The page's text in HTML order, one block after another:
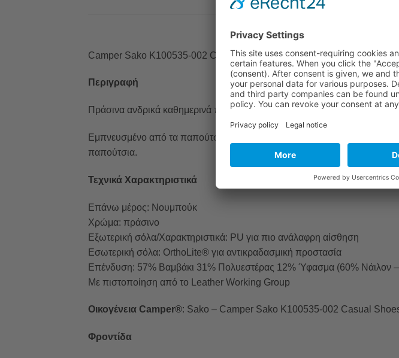
Camper Sako K100535-002 Casual Shoes for Men
Περιγραφή
Πράσινα ανδρικά καθημερινά παπούτσια. Δέρμα νουμπούκ και εξωτερική
Εμπνευσμένο από τα παπούτσια αναρρίχησης και χορού, το Sako
παπούτσια.
Τεχνικά Χαρακτηριστικά
Επάνω μέρος: Νουμπούκ
Χρώμα: πράσινο
Εξωτερική σόλα/Χαρακτηριστικά: PU για πιο ανάλαφρη αίσθηση
Εσωτερική σόλα: OrthoLite® για αντικραδασμική προστασία
Επένδυση: 57% Βαμβάκι 31% Πολυεστέρας 12% Ύφασμα (60% Νάιλον
Με πιστοποίηση από το Leather Working Group
Οικογένεια Camper®: Sako – Camper Sako K100535-002 Casual
Φροντίδα